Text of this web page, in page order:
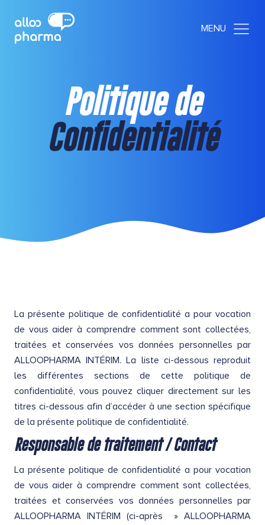
Politique de
Confidentialité
La présente politique de confidentialité a pour vocation
de vous aider à comprendre comment sont collectées,
traitées et conservées vos données personnelles par
ALLOOPHARMA INTÉRIM. La liste ci-dessous reproduit
les différentes sections de cette politique de
confidentialité, vous pouvez cliquer directement sur les
titres ci-dessous afin d’accéder à une section spécifique
de la présente politique de confidentialité.
Responsable de traitement / Contact
La présente politique de confidentialité a pour vocation
de vous aider à comprendre comment sont collectées,
traitées et conservées vos données personnelles par
ALLOOPHARMA INTÉRIM (ci-après » ALLOOPHARMA